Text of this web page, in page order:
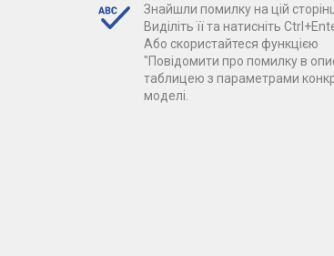
Знайшли помилку на цій
Виділіть її та натисніть
Або скористайтеся функцією
"Повідомити про помилку в
таблицею з параметрами
моделі.